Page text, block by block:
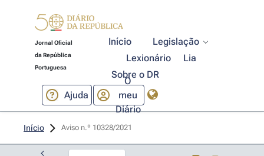
Jornal Oficial
da República
Portuguesa
Início
Legislação
Lexionário
Lia
Sobre o DR
Ajuda
O
meu
Diário
Início Aviso n.º 10328/2021